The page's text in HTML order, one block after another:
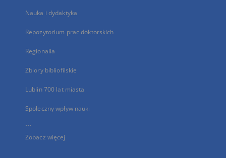
Nauka i dydaktyka
Repozytorium prac doktorskich
Regionalia
Zbiory bibliofilskie
Lublin 700 lat miasta
Społeczny wpływ nauki
...
Zobacz więcej